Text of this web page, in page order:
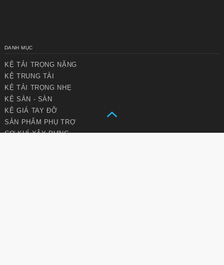
DANH MỤC
KỆ TẢI TRỌNG NẶNG
KỆ TRUNG TẢI
KỆ TẢI TRỌNG NHẸ
KỆ SÀN - SÀN
KỆ GIÁ TAY ĐỠ
SẢN PHẨM PHỤ TRỢ
CƠ KHÍ XÂY DỰNG